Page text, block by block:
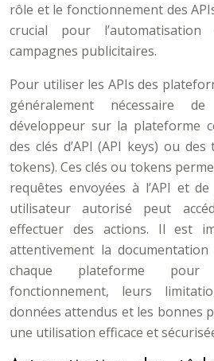
rôle et le fonctionnement des
crucial pour
campagnes publicitaires.
Pour utiliser les APIs des
généralement nécessaire
développeur sur la plateforme
des clés d’API (API keys) ou des
tokens). Ces clés ou tokens
requêtes envoyées à l’API et
utilisateur autorisé peut
effectuer des actions. Il est
attentivement la
chaque plateforme pour
fonctionnement, leurs
données attendus et les bonnes
une utilisation efficace et